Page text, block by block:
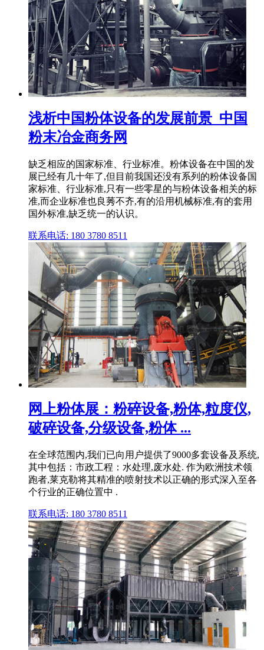
浅析中国粉体设备的发展前景_中国
粉末冶金商务网
缺乏相应的国家标准、行业标准。粉体设备在中国的发
展已经有几十年了,但目前我国还没有系列的粉体设备国
家标准、行业标准,只有一些零星的与粉体设备相关的标
准,而企业标准也良莠不齐,有的沿用机械标准,有的套用
国外标准,缺乏统一的认识。
联系电话: 180 3780 8511
网上粉体展：粉碎设备,粉体,粒度仪,
破碎设备,分级设备,粉体 ...
在全球范围内,我们已向用户提供了9000多套设备及系统,
其中包括：市政工程：水处理,废水处. 作为欧洲技术领
跑者,莱克勒将其精准的喷射技术以正确的形式深入至各
个行业的正确位置中 .
联系电话: 180 3780 8511